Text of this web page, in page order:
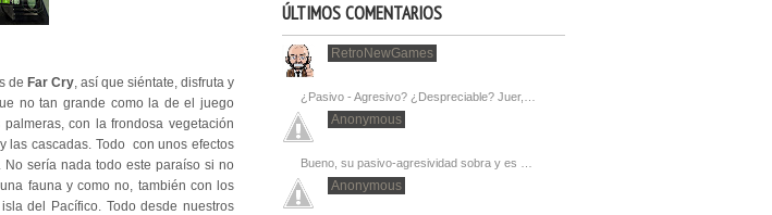
de Far Cry , así que siéntate, disfruta y
no tan grande como la de el juego
con la frondosa vegetación
las cascadas. Todo con unos efectos
sería nada todo este paraíso si no
fauna y como no, también con los
del Pacífico. Todo desde nuestros
ÚLTIMOS COMENTARIOS
RetroNewGames
¿Pasivo - Agresivo? ¿Despreciable? Juer,…
Anonymous
Bueno, su pasivo-agresividad sobra y es …
Anonymous